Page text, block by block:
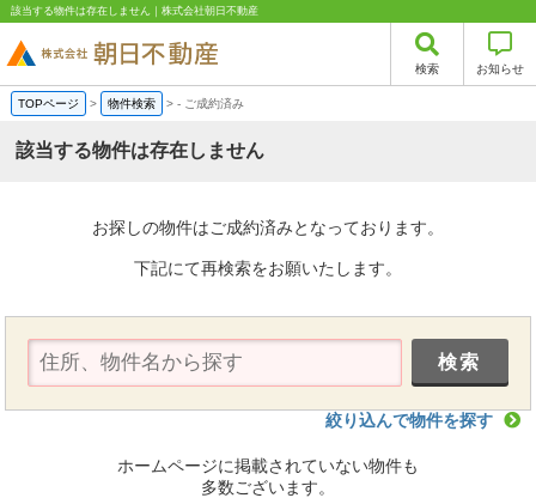
該当する物件は存在しません｜株式会社朝日不動産
検索 お知らせ
TOPページ > 物件検索 >- ご成約済み
該当する物件は存在しません
お探しの物件はご成約済みとなっております。
下記にて再検索をお願いたします。
絞り込んで物件を探す
ホームページに掲載されていない物件も
多数ございます。